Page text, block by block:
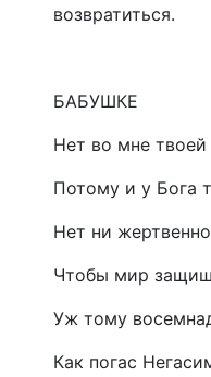
возвратиться.
БАБУШКЕ
Нет во мне твоей
Потому и у Бога
Нет ни
Чтобы мир
Уж тому
Как погас